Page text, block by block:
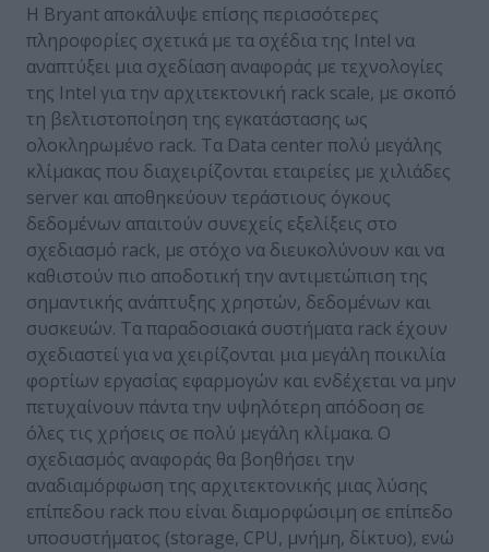
Η Bryant αποκάλυψε επίσης περισσότερες
πληροφορίες σχετικά με τα σχέδια της Intel να
αναπτύξει μια σχεδίαση αναφοράς με τεχνολογίες
της Intel για την αρχιτεκτονική rack scale, με σκοπό
τη βελτιστοποίηση της εγκατάστασης ως
ολοκληρωμένο rack. Τα Data center πολύ μεγάλης
κλίμακας που διαχειρίζονται εταιρείες με χιλιάδες
server και αποθηκεύουν τεράστιους όγκους
δεδομένων απαιτούν συνεχείς εξελίξεις στο
σχεδιασμό rack, με στόχο να διευκολύνουν και να
καθιστούν πιο αποδοτική την αντιμετώπιση της
σημαντικής ανάπτυξης χρηστών, δεδομένων και
συσκευών. Τα παραδοσιακά συστήματα rack έχουν
σχεδιαστεί για να χειρίζονται μια μεγάλη ποικιλία
φορτίων εργασίας εφαρμογών και ενδέχεται να μην
πετυχαίνουν πάντα την υψηλότερη απόδοση σε
όλες τις χρήσεις σε πολύ μεγάλη κλίμακα. Ο
σχεδιασμός αναφοράς θα βοηθήσει την
αναδιαμόρφωση της αρχιτεκτονικής μιας λύσης
επίπεδου rack που είναι διαμορφώσιμη σε επίπεδο
υποσυστήματος (storage, CPU, μνήμη, δίκτυο), ενώ